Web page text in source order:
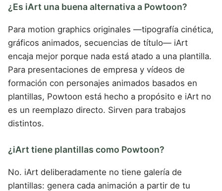
¿Es iArt una buena alternativa a Powtoon?
Para motion graphics originales —tipografía cinética,
gráficos animados, secuencias de título— iArt
encaja mejor porque nada está atado a una plantilla.
Para presentaciones de empresa y vídeos de
formación con personajes animados basados en
plantillas, Powtoon está hecho a propósito e iArt no
es un reemplazo directo. Sirven para trabajos
distintos.
¿iArt tiene plantillas como Powtoon?
No. iArt deliberadamente no tiene galería de
plantillas: genera cada animación a partir de tu